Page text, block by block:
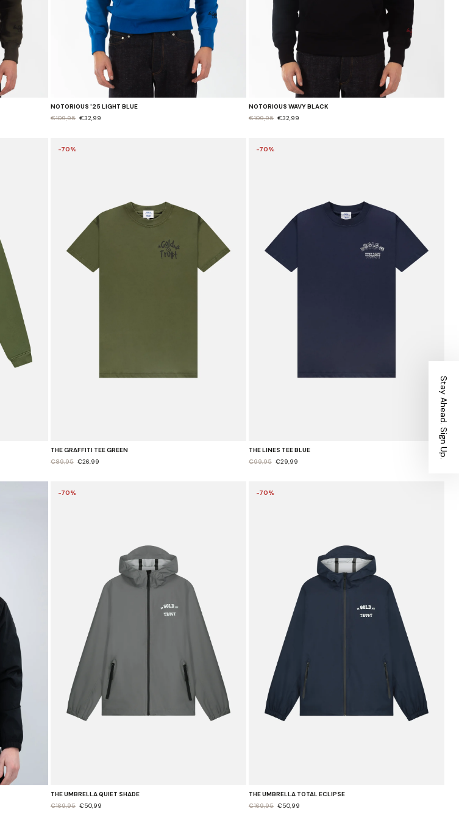
NOTORIOUS '25 LIGHT BLUE
€109,95 €32,99
NOTORIOUS WAVY BLACK
€109,95 €32,99
-70%
THE GRAFFITI TEE GREEN
€89,95 €26,99
-70%
THE LINES TEE BLUE
€99,95 €29,99
-70%
THE UMBRELLA QUIET SHADE
€169,95 €50,99
-70%
THE UMBRELLA TOTAL ECLIPSE
€169,95 €50,99
Stay Ahead. Sign Up.